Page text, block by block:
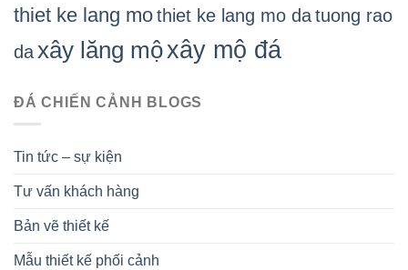
thiet ke lang mothiet ke lang mo datuong rao
daxây lăng mộxây mộ đá
ĐÁ CHIẾN CẢNH BLOGS
Tin tức – sự kiện
Tư vấn khách hàng
Bản vẽ thiết kế
Mẫu thiết kế phối cảnh